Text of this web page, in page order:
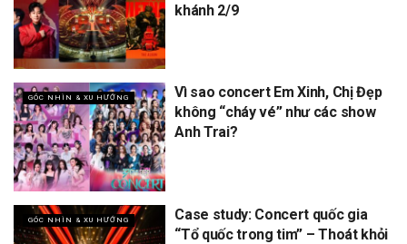
khánh 2/9
GÓC NHÌN & XU HƯỚNG
Vì sao concert Em Xinh, Chị Đẹp
không “cháy vé” như các show
Anh Trai?
GÓC NHÌN & XU HƯỚNG
Case study: Concert quốc gia
“Tổ quốc trong tim” – Thoát khỏi